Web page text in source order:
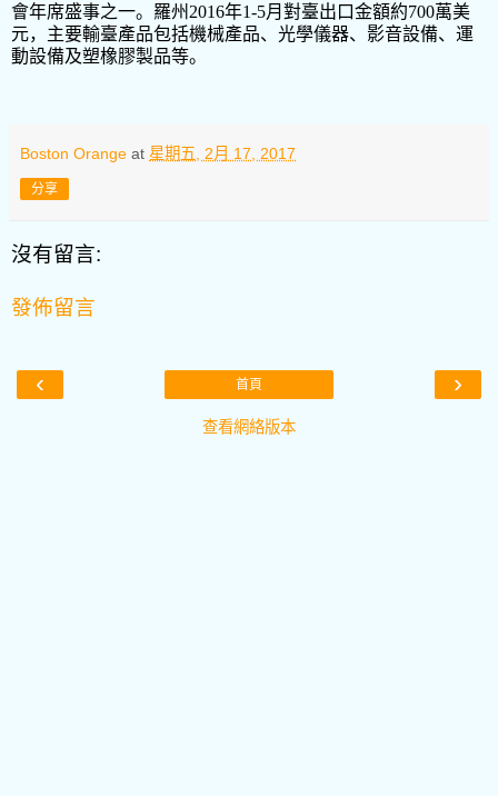
會年席盛事之一。羅州 2016年1-5月對臺出口金額約700萬美
元，主要輸臺產品包括機械產品、光學儀器、影音設備、運
動設備及塑橡膠製品等。
Boston Orange at 星期五, 2月 17, 2017
分享
沒有留言:
發佈留言
‹ ›
首頁
查看網絡版本